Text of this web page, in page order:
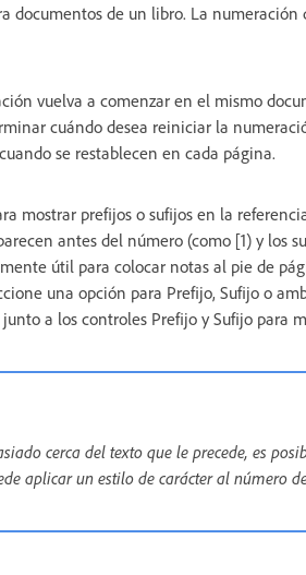
documentos de un libro. La numeración
vuelva a comenzar en el mismo
cuándo desea reiniciar la
se restablecen en cada página.
mostrar prefijos o sufijos en la
antes del número (como [1) y los
útil para colocar notas al pie de
una opción para Prefijo, Sufijo o
a los controles Prefijo y Sufijo para
cerca del texto que le precede, es
aplicar un estilo de carácter al número